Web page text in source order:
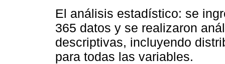
El análisis estadístico: se
365 datos y se realizaron
descriptivas, incluyendo
para todas las variables.